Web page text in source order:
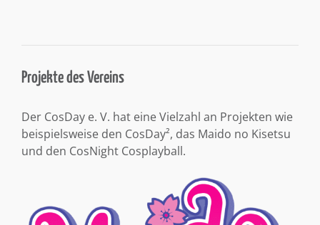
Projekte des Vereins
Der CosDay e. V. hat eine Vielzahl an Projekten wie
beispielsweise den CosDay², das Maido no Kisetsu
und den CosNight Cosplayball.